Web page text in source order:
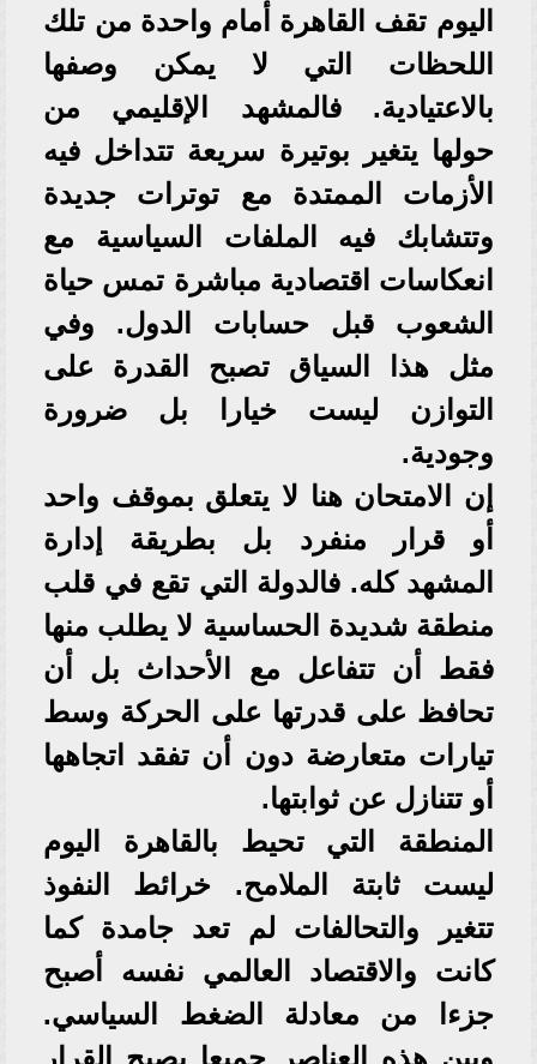
اليوم تقف القاهرة أمام واحدة من تلك
اللحظات التي لا يمكن وصفها
بالاعتيادية. فالمشهد الإقليمي من
حولها يتغير بوتيرة سريعة تتداخل فيه
الأزمات الممتدة مع توترات جديدة
وتتشابك فيه الملفات السياسية مع
انعكاسات اقتصادية مباشرة تمس حياة
الشعوب قبل حسابات الدول. وفي
مثل هذا السياق تصبح القدرة على
التوازن ليست خيارا بل ضرورة
وجودية.
إن الامتحان هنا لا يتعلق بموقف واحد
أو قرار منفرد بل بطريقة إدارة
المشهد كله. فالدولة التي تقع في قلب
منطقة شديدة الحساسية لا يطلب منها
فقط أن تتفاعل مع الأحداث بل أن
تحافظ على قدرتها على الحركة وسط
تيارات متعارضة دون أن تفقد اتجاهها
أو تتنازل عن ثوابتها.
المنطقة التي تحيط بالقاهرة اليوم
ليست ثابتة الملامح. خرائط النفوذ
تتغير والتحالفات لم تعد جامدة كما
كانت والاقتصاد العالمي نفسه أصبح
جزءا من معادلة الضغط السياسي.